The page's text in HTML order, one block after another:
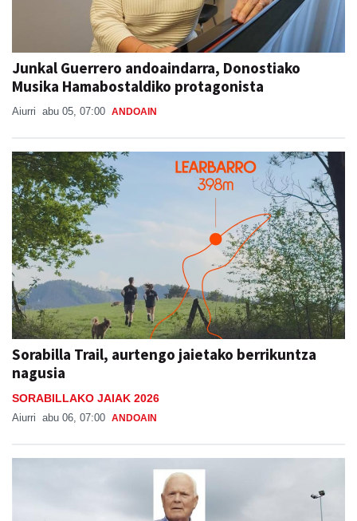
Junkal Guerrero andoaindarra, Donostiako
Musika Hamabostaldiko protagonista
Aiurri abu 05, 07:00 ANDOAIN
Sorabilla Trail, aurtengo jaietako berrikuntza
nagusia
SORABILLAKO JAIAK 2026
Aiurri abu 06, 07:00 ANDOAIN